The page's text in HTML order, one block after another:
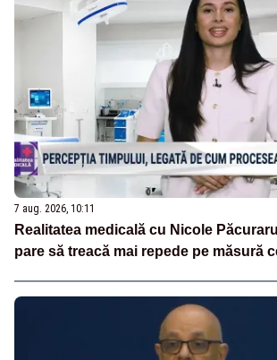
7 aug. 2026, 10:11
Realitatea medicală cu Nicole
pare să treacă mai repede pe măsură